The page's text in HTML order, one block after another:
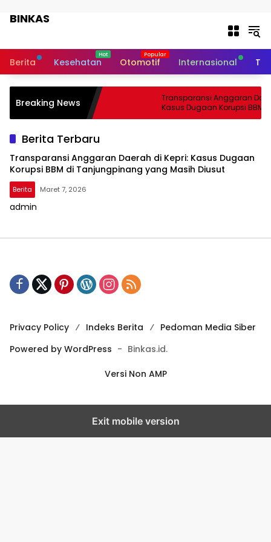
BINKAS
Berita
Kesehatan Otomotif Internasional
Breaking News
Transparansi Anggaran
Kasus Dugaan Korupsi BBM
Tanjungpinang yang Masih
Berita Terbaru
Transparansi Anggaran Daerah di Kepri: Kasus Dugaan
Korupsi BBM di Tanjungpinang yang Masih Diusut
Berita Maret 7, 2026
admin
Privacy Policy Indeks Berita
Pedoman Media Siber
Powered by WordPress - Binkas.id.
Versi Non AMP
Exit mobile version